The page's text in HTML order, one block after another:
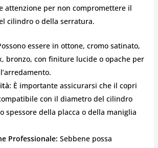
attenzione per non compromettere il
cilindro o della serratura.
essere in ottone, cromo satinato,
bronzo, con finiture lucide o opache per
È importante assicurarsi che il copri
con il diametro del cilindro
spessore della placca o della maniglia
Professionale: Sebbene possa